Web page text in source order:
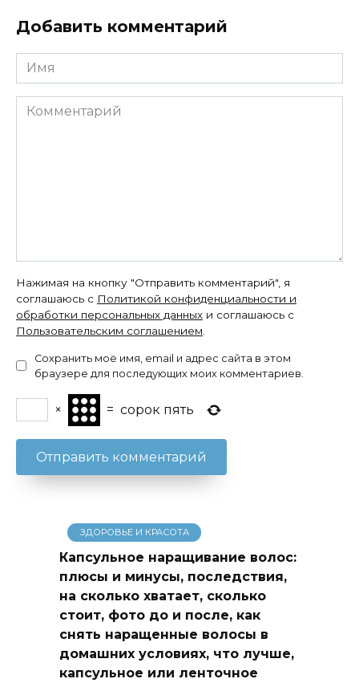
Добавить комментарий
Имя
Комментарий
Нажимая на кнопку "Отправить комментарий", я
соглашаюсь с Политикой конфиденциальности и
обработки персональных данных и соглашаюсь с
Пользовательским соглашением
Сохранить моё имя, email и адрес сайта в этом
браузере для последующих моих комментариев.
× = сорок пять
ЗДОРОВЬЕ И КРАСОТА
Капсульное наращивание волос:
плюсы и минусы, последствия,
на сколько хватает, сколько
стоит, фото до и после, как
снять наращенные волосы в
домашних условиях, что лучше,
капсульное или ленточное